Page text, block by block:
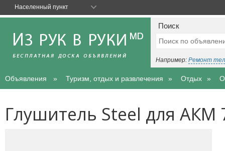
Поиск
Например: Ремонт
Объявления Туризм, отдых и развлечения Отдых
Глушитель Steel для АКМ
Населенный пункт